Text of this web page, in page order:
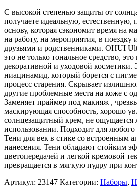
С высокой степенью защиты от
получаете идеальную,
основу, которая сэкономит время на
на работу, на мероприятия, в поездку
друзьями и родственниками. OHUI
это не только тональное средство,
декоративной и уходовой
ниацинамид, который борется с
процесс старения. Скрывает
другие проблемные места на коже с
Заменяет праймер под макияж ,
маскирующая способность, хорошо
солнцезащитный крем, не ощущается
использовании. Подходит для
Тени для век в стике со встроенным
нанесения. Тени обладают стойким
цветопередачей и легкой кремовой
превращается в мягкую пудру при
Артикул: 23147 Категории: Наборы,